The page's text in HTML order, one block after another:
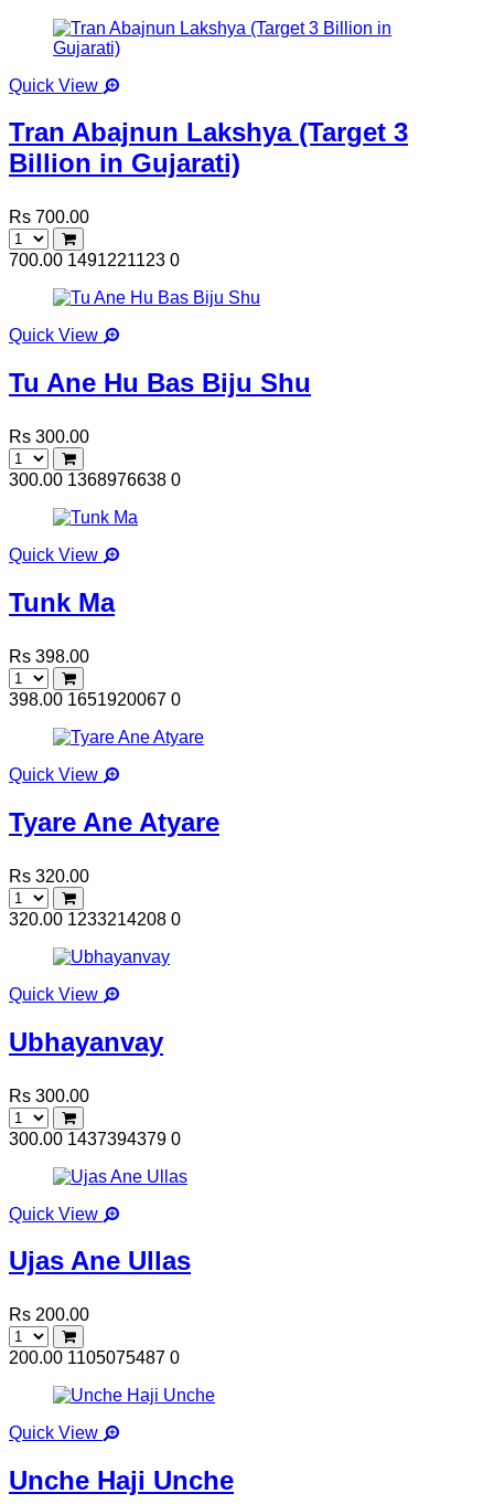
Quick View
Tran Abajnun Lakshya (Target 3
Billion in Gujarati)
Rs 700.00
700.00 1491221123 0
Quick View
Tu Ane Hu Bas Biju Shu
Rs 300.00
300.00 1368976638 0
Quick View
Tunk Ma
Rs 398.00
398.00 1651920067 0
Quick View
Tyare Ane Atyare
Rs 320.00
320.00 1233214208 0
Quick View
Ubhayanvay
Rs 300.00
300.00 1437394379 0
Quick View
Ujas Ane Ullas
Rs 200.00
200.00 1105075487 0
Quick View
Unche Haji Unche